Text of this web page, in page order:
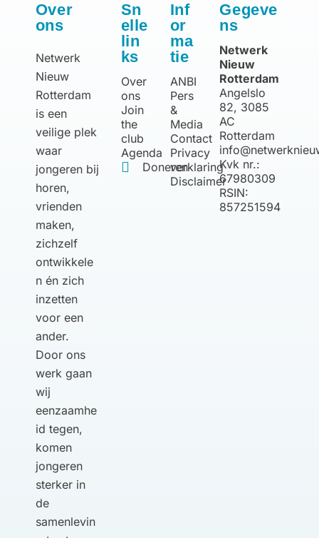
Over
ons
Netwerk
Nieuw
Rotterdam
is een
veilige plek
waar
jongeren bij
horen,
vrienden
maken,
zichzelf
ontwikkele
n én zich
inzetten
voor een
ander.
Door ons
werk gaan
wij
eenzaamhe
id tegen,
komen
jongeren
sterker in
de
samenlevin
Sn
elle
lin
ks
Over
ons
Join
the
club
Agenda
Doneren
Inf
or
ma
tie
ANBI
Pers
&
Media
Contact
Privacy
verklaring
Disclaimer
Gegeve
ns
Netwerk
Nieuw
Rotterdam
Angelslo
82, 3085
AC
Rotterdam
Kvk nr.:
67980309
RSIN:
857251594